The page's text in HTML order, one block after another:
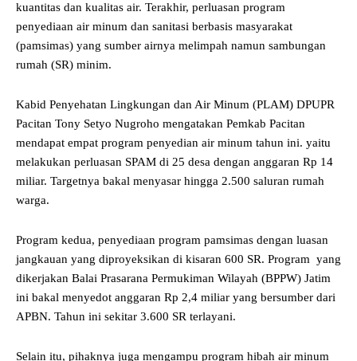
kuantitas dan kualitas air. Terakhir, perluasan program
penyediaan air minum dan sanitasi berbasis masyarakat
(pamsimas) yang sumber airnya melimpah namun sambungan
rumah (SR) minim.
Kabid Penyehatan Lingkungan dan Air Minum (PLAM) DPUPR
Pacitan Tony Setyo Nugroho mengatakan Pemkab Pacitan
mendapat empat program penyedian air minum tahun ini. yaitu
melakukan perluasan SPAM di 25 desa dengan anggaran Rp 14
miliar. Targetnya bakal menyasar hingga 2.500 saluran rumah
warga.
Program kedua, penyediaan program pamsimas dengan luasan
jangkauan yang diproyeksikan di kisaran 600 SR. Program yang
dikerjakan Balai Prasarana Permukiman Wilayah (BPPW) Jatim
ini bakal menyedot anggaran Rp 2,4 miliar yang bersumber dari
APBN. Tahun ini sekitar 3.600 SR terlayani.
Selain itu, pihaknya juga mengampu program hibah air minum